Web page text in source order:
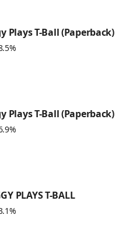
Plays T-Ball (Paperback)
Plays T-Ball (Paperback)
PLAYS T-BALL